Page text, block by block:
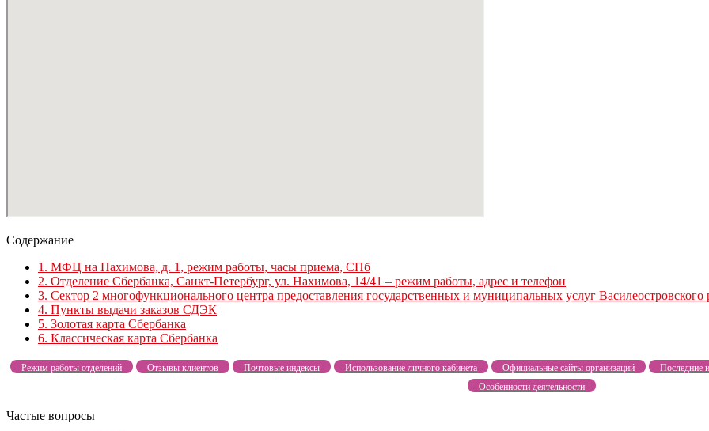
Содержание
1. МФЦ на Нахимова, д. 1, режим работы, часы приема, СПб
2. Отделение Сбербанка, Санкт-Петербург, ул. Нахимова, 14/41 – режим работы, адрес и телефон
3. Сектор 2 многофункционального центра предоставления государственных и муниципальных услуг Василеостровского
4. Пункты выдачи заказов СДЭК
5. Золотая карта Сбербанка
6. Классическая карта Сбербанка
Режим работы отделений Отзывы клиентов Почтовые индексы Использование личного кабинета Официальные сайты организаций Последние
Особенности деятельности
Частые вопросы